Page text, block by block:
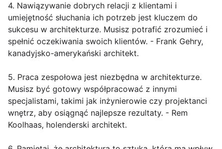
4. Nawiązywanie dobrych relacji z klientami i
umiejętność słuchania ich potrzeb jest kluczem do
sukcesu w architekturze. Musisz potrafić zrozumieć i
spełnić oczekiwania swoich klientów. - Frank Gehry,
kanadyjsko-amerykański architekt.
5. Praca zespołowa jest niezbędna w architekturze.
Musisz być gotowy współpracować z innymi
specjalistami, takimi jak inżynierowie czy projektanci
wnętrz, aby osiągnąć najlepsze rezultaty. - Rem
Koolhaas, holenderski architekt.